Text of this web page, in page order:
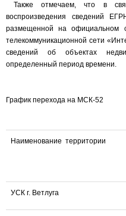
Также отмечаем, что в
воспроизведения сведений
размещенной на официальном
телекоммуникационной сети
сведений об объектах
определенный период времени.
График перехода на МСК-52
Наименование территории
УСК г. Ветлуга